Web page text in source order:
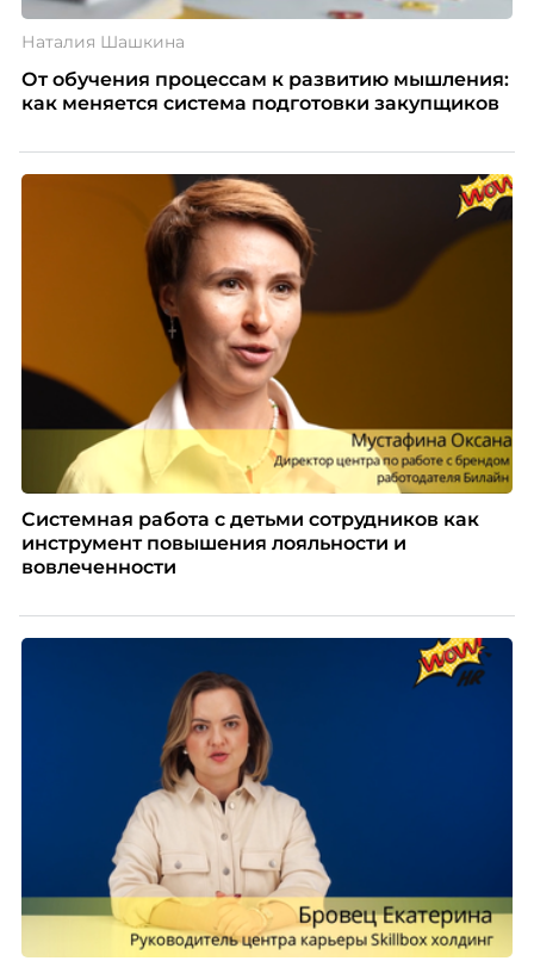
Наталия Шашкина
От обучения процессам к развитию мышления:
как меняется система подготовки закупщиков
Системная работа с детьми сотрудников как
инструмент повышения лояльности и
вовлеченности